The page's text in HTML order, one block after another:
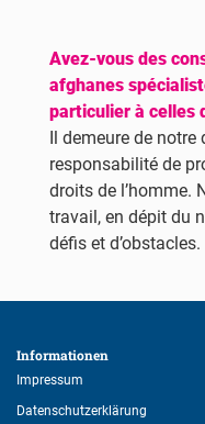
Avez-vous des
afghanes
particulier à celles
Il demeure de notre
responsabilité de
droits de l’homme.
travail, en dépit du
défis et d’obstacles.
Informationen
Impressum
Datenschutzerklärung